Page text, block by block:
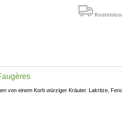
von einem Korb würziger Kräuter. Lakritze,